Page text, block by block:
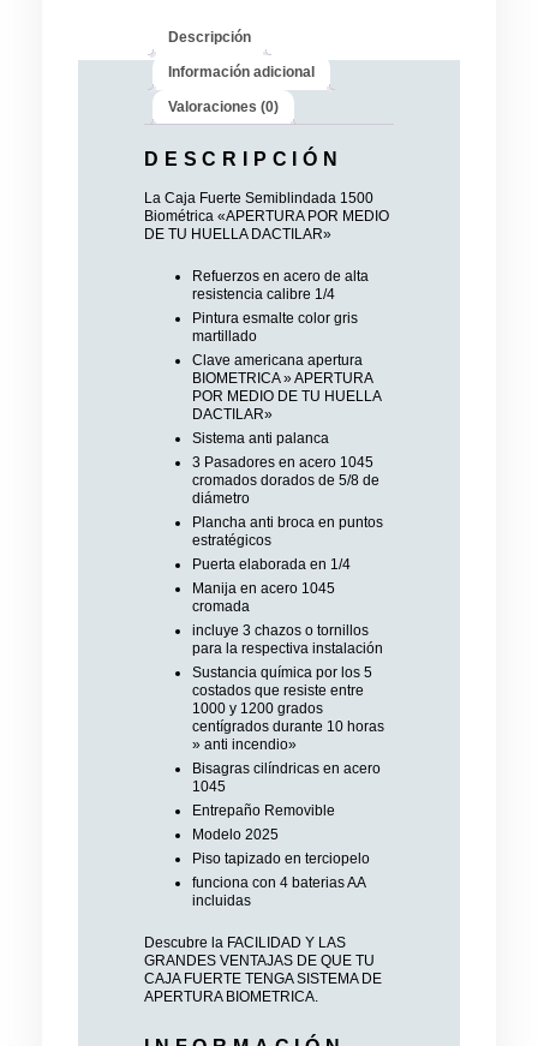
Descripción
Información adicional
Valoraciones (0)
DESCRIPCIÓN
La Caja Fuerte Semiblindada 1500
Biométrica «APERTURA POR MEDIO
DE TU HUELLA DACTILAR»
Refuerzos en acero de alta
resistencia calibre 1/4
Pintura esmalte color gris
martillado
Clave americana apertura
BIOMETRICA » APERTURA
POR MEDIO DE TU HUELLA
DACTILAR»
Sistema anti palanca
3 Pasadores en acero 1045
cromados dorados de 5/8 de
diámetro
Plancha anti broca en puntos
estratégicos
Puerta elaborada en 1/4
Manija en acero 1045
cromada
incluye 3 chazos o tornillos
para la respectiva instalación
Sustancia química por los 5
costados que resiste entre
1000 y 1200 grados
centígrados durante 10 horas
» anti incendio»
Bisagras cilíndricas en acero
1045
Entrepaño Removible
Modelo 2025
Piso tapizado en terciopelo
funciona con 4 baterias AA
incluidas
Descubre la FACILIDAD Y LAS
GRANDES VENTAJAS DE QUE TU
CAJA FUERTE TENGA SISTEMA DE
APERTURA BIOMETRICA.